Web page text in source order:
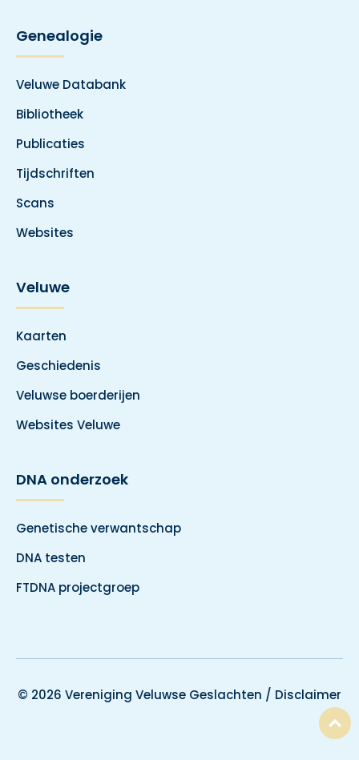
Genealogie
Veluwe Databank
Bibliotheek
Publicaties
Tijdschriften
Scans
Websites
Veluwe
Kaarten
Geschiedenis
Veluwse boerderijen
Websites Veluwe
DNA onderzoek
Genetische verwantschap
DNA testen
FTDNA projectgroep
© 2026 Vereniging Veluwse Geslachten / Disclaimer